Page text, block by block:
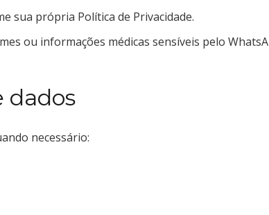
sua própria Política de Privacidade.
ou informações médicas sensíveis pelo
dados
necessário: